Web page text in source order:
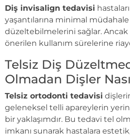
Diş invisalign tedavisi
yaşantılarına minimal
düzeltebilmelerini sağlar. Ancak
önerilen kullanım sürelerine
Telsiz Diş
Olmadan Dişler
Telsiz ortodonti tedavisi
geleneksel telli apareylerin
bir yaklaşımdır. Bu tedavi tel
imkanı sunarak hastalara